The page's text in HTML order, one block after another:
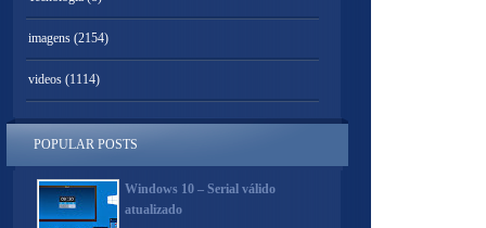
imagens (2154)
videos (1114)
POPULAR POSTS
Windows 10 – Serial válido
atualizado